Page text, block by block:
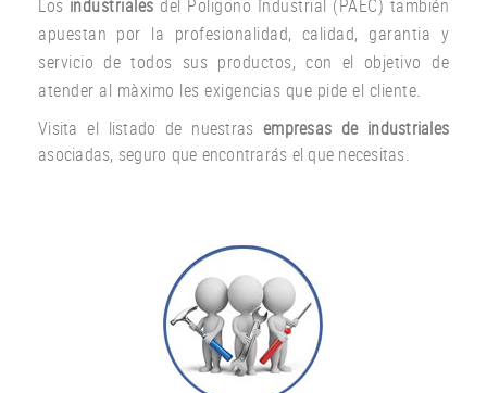
Los industriales del Poligono Industrial (PAEC) también
apuestan por la profesionalidad, calidad, garantia y
servicio de todos sus productos, con el objetivo de
atender al màximo les exigencias que pide el cliente.
Visita el listado de nuestras empresas de industriales
asociadas, seguro que encontrarás el que necesitas.